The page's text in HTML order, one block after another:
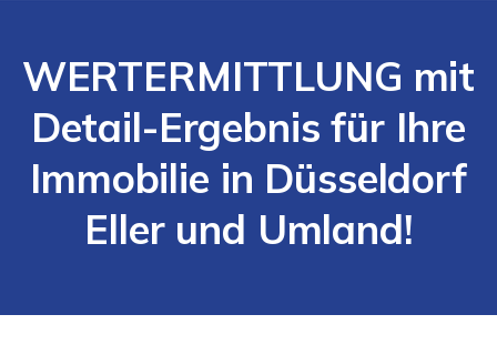
WERTERMITTLUNG mit
Detail-Ergebnis für Ihre
Immobilie in Düsseldorf
Eller und Umland!